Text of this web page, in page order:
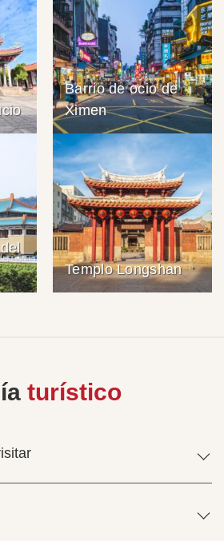
Barrio de ocio de
Ximen
Templo Longshan
turístico